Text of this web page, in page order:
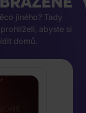
jiného? Tady
abyste si
domů.